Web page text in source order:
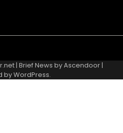
Us
Us
Policy
Policy
and
Conditions
| Brief News byAscendoor|
byWordPress.